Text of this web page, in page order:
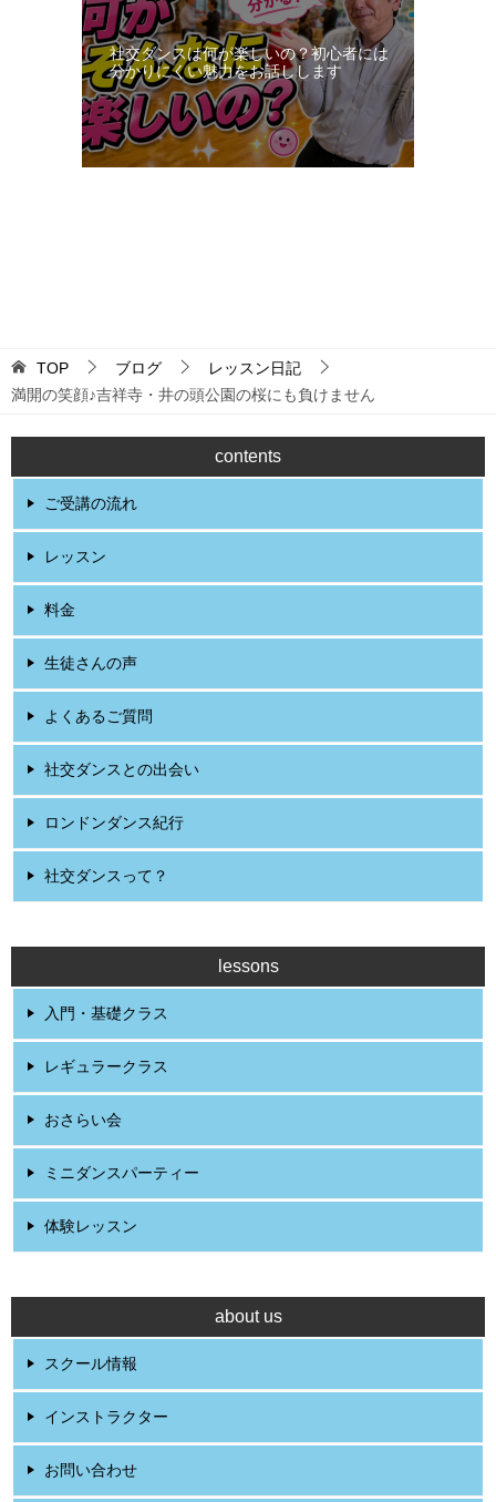
社交ダンスは何が楽しいの？初心者には
分かりにくい魅力をお話しします
TOP ブログ
レッスン日記
満開の笑顔♪吉祥寺・井の頭公園の桜にも負けません
contents
ご受講の流れ
レッスン
料金
生徒さんの声
よくあるご質問
社交ダンスとの出会い
ロンドンダンス紀行
社交ダンスって？
lessons
入門・基礎クラス
レギュラークラス
おさらい会
ミニダンスパーティー
体験レッスン
about us
スクール情報
インストラクター
お問い合わせ